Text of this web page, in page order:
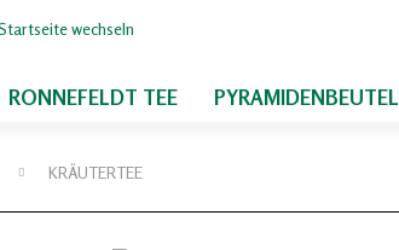
RONNEFELDT TEE PYRAMIDENBEUTEL
KRÄUTERTEE